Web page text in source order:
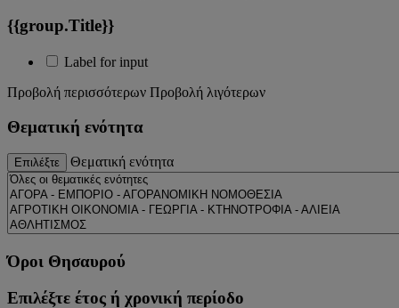
{{group.Title}}
Label for input
Προβολή περισσότερων Προβολή λιγότερων
Θεματική ενότητα
Επιλέξτε Θεματική ενότητα
Όροι Θησαυρού
Επιλέξτε έτος ή χρονική περίοδο